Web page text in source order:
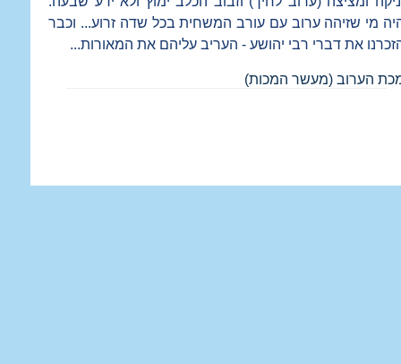
מי שזיהה ערוב עם עורב המשחית בכל שדה זרוע... וכבר
את דברי רבי יהושע - העריב עליהם את המאורות...
הערוב (מעשר המכות)